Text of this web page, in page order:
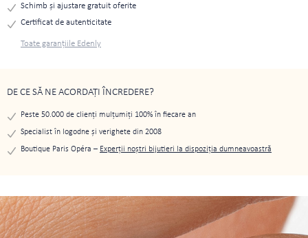
Schimb și ajustare gratuit oferite
Certificat de autenticitate
Toate garanțiile Edenly
DE CE SĂ NE ACORDAȚI ÎNCREDERE?
Peste 50.000 de clienți mulțumiți 100% în fiecare an
Specialist în logodne și verighete din 2008
Boutique Paris Opéra – Experții noștri bijutieri la dispoziția dumneavoastră